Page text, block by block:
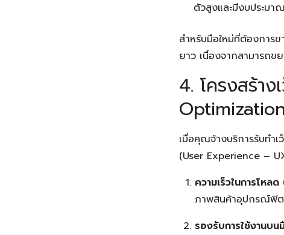
ตัวสูงและมีงบประมา
สำหรับมือใหม่ที่ต้องการ
ยาว เนื่องจากสามารถข
4. โครงสร้า
เมื่อคุณจ้างบริการรับทำเ
(User Experience –
ความเร็วในการโหล
ภาพสินค้าอุปกรณ์ฟิตเ
รองรับการใช้งานบ